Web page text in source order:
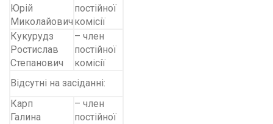
Юрій
Миколайович
постійної
комісії
Кукурудз
Ростислав
Степанович
– член
постійної
комісії
Відсутні на засіданні:
Карп
Галина
– член
постійної